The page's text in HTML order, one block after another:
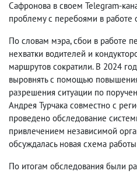
Сафронова в своем Telegram-
проблему с перебоями в работе
По словам мэра, сбои в работе
нехватки водителей и
маршрутов сократили. В 2024
выровнять с помощью
разрешения ситуации по
Андрея Турчака совместно с
проведено обследование
привлечением независимой
обсуждалась новая схема
По итогам обследования были